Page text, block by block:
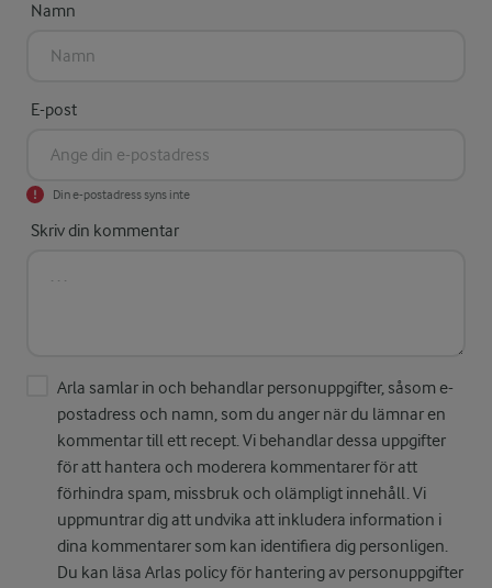
Namn
E-post
Din e-postadress syns inte
Skriv din kommentar
Arla samlar in och behandlar personuppgifter, såsom e-
postadress och namn, som du anger när du lämnar en
kommentar till ett recept. Vi behandlar dessa uppgifter
för att hantera och moderera kommentarer för att
förhindra spam, missbruk och olämpligt innehåll. Vi
uppmuntrar dig att undvika att inkludera information i
dina kommentarer som kan identifiera dig personligen.
Du kan läsa Arlas policy för hantering av personuppgifter